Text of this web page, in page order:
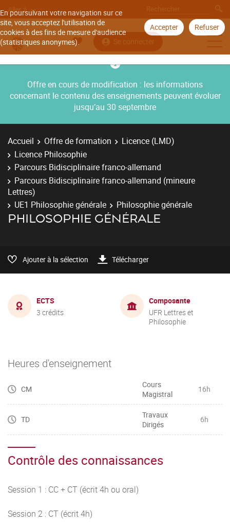
En poursuivant votre navigation sur ce
site, vous acceptez l'utilisation de
cookies à des fins de mesure d'audience
(statistiques anonymes).
Accepter Refuser
Aller à
Se connecter
Offre en cours de modification : les informations
concernant le contenu des enseignements peuvent évoluer
jusqu’au 30 septembre
Accueil Offre de formation
Licence (LMD)
Licence Philosophie
Parcours Bidisciplinaire franco-allemand
Parcours Bidisciplinaire franco-allemand (mineure
Lettres)
UE1 Philosophie générale
Philosophie générale
PHILOSOPHIE GÉNÉRALE
Ajouter à la sélection Télécharger
ECTS
3 crédits
Composante
UFR Lettres et
Philosophie
Heures d'enseignement
CM
Cours
Magistral
16h
TD
Travaux
Dirigés
6h
Contrôle des connaissances
Session 1 : CC + CT (écrit 4h ou oral)
Session 2 : CT (écrit 4h)